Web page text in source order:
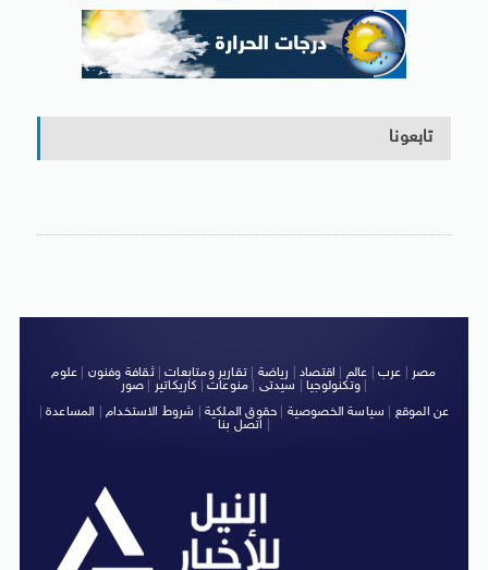
تابعونا
مصر عرب عالم اقتصاد رياضة |تقارير ومتابعات|ثقافة وفنون
علوم
وتكنولوجيا| سيدتى منوعات كاريكاتير صور
|
عن الموقع
سياسة الخصوصية حقوق الملكية شروط الاستخدام| المساعدة|
اتصل بنا